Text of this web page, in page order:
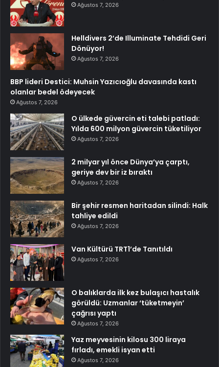
Ağustos 7, 2026
Helldivers 2’de Illuminate Tehdidi Geri
Dönüyor!
Ağustos 7, 2026
BBP lideri Destici: Muhsin Yazıcıoğlu davasında kastı
olanlar bedel ödeyecek
Ağustos 7, 2026
O ülkede güvercin eti talebi patladı:
Yılda 600 milyon güvercin tüketiliyor
Ağustos 7, 2026
2 milyar yıl önce Dünya’ya çarptı,
geriye dev bir iz bıraktı
Ağustos 7, 2026
Bir şehir resmen haritadan silindi: Halk
tahliye edildi
Ağustos 7, 2026
Van Kültürü TRT1’de Tanıtıldı
Ağustos 7, 2026
O balıklarda ilk kez bulaşıcı hastalık
görüldü: Uzmanlar ‘tüketmeyin’
çağrısı yaptı
Ağustos 7, 2026
Yaz meyvesinin kilosu 300 liraya
fırladı, emekli isyan etti
Ağustos 7, 2026